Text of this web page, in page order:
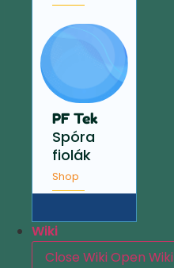
PF Tek
Spóra
fiolák
Shop
Wiki
Close WikiOpen Wiki